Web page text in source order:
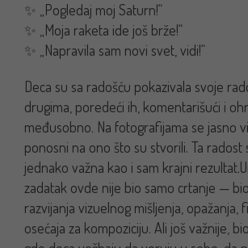
✨ „Pogledaj moj Saturn!“
✨ „Moja raketa ide još brže!“
✨ „Napravila sam novi svet, vidi!“
Deca su sa radošću pokazivala svoje
drugima, poredeći ih, komentarišući i
međusobno. Na fotografijama se jasno
ponosni na ono što su stvorili. Ta radost
jednako važna kao i sam krajni rezultat.
zadatak ovde nije bio samo crtanje —
razvijanja vizuelnog mišljenja, opažanja,
osećaja za kompoziciju. Ali još važnije,